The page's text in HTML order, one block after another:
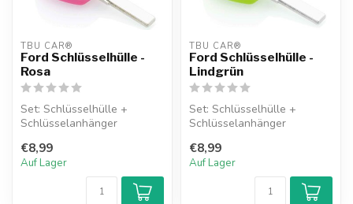
TBU CAR®
Ford Schlüsselhülle -
Rosa
Set: Schlüsselhülle +
Schlüsselanhänger
€8,99
Auf Lager
TBU CAR®
Ford Schlüsselhülle -
Lindgrün
Set: Schlüsselhülle +
Schlüsselanhänger
€8,99
Auf Lager